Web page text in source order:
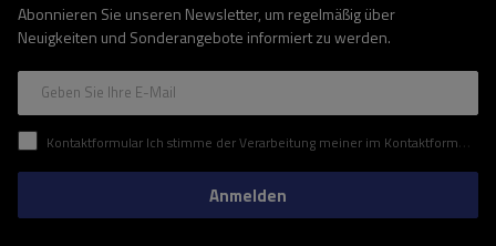
Abonnieren Sie unseren Newsletter, um regelmäßig über
Neuigkeiten und Sonderangebote informiert zu werden.
Geben Sie Ihre E-Mail
Kontaktformular Ich stimme der Verarbeitung meiner im Kontaktformular enthaltenen personenbezogenen Daten gemäß der Verordnung (EU) des Europäischen Parlaments und des Rates zu.
Anmelden